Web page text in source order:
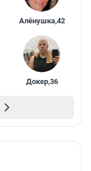
Алёнушка,42
Докер,36